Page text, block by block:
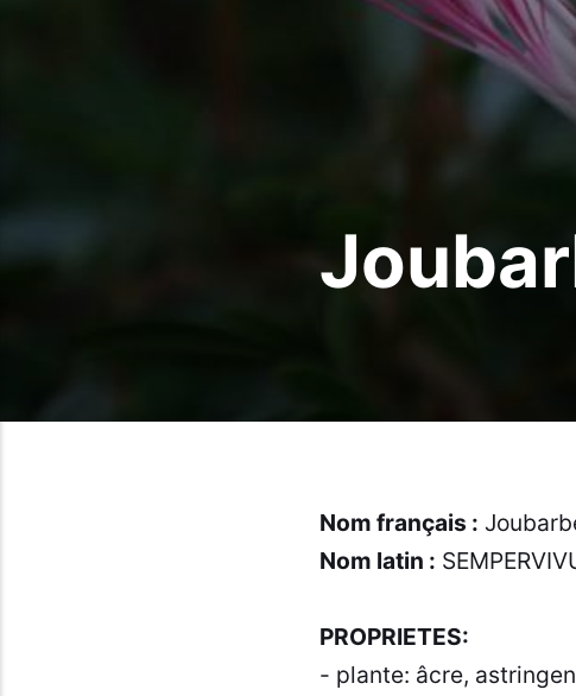
Nom français :
Nom latin :
PROPRIETES:
- plante: âcre,